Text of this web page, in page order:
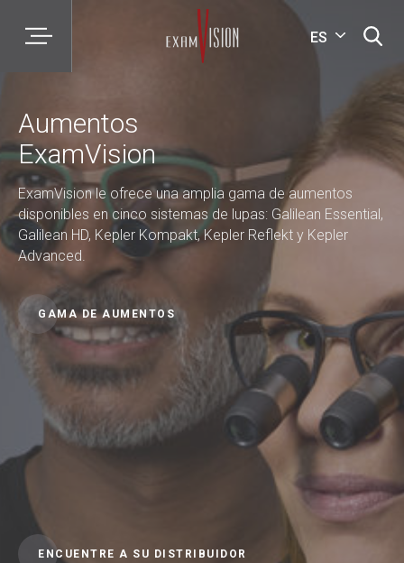
Aumentos
ExamVision
ExamVision le ofrece una amplia gama de aumentos
disponibles en cinco sistemas de lupas: Galilean Essential,
Galilean HD, Kepler Kompakt, Kepler Reflekt y Kepler
Advanced.
GAMA DE AUMENTOS
ENCUENTRE A SU DISTRIBUIDOR
ES